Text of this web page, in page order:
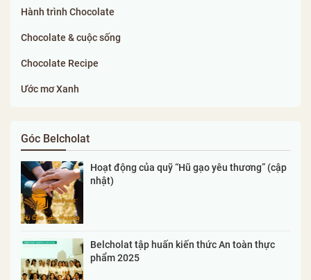
Hành trình Chocolate
Chocolate & cuộc sống
Chocolate Recipe
Ước mơ Xanh
Góc Belcholat
Hoạt động của quỹ “Hũ gạo yêu thương” (cập
nhật)
Belcholat tập huấn kiến thức An toàn thực
phẩm 2025